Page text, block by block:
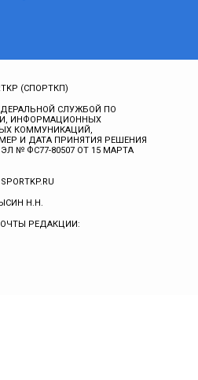
(СПОРТКП)
СЛУЖБОЙ ПО
ИНФОРМАЦИОННЫХ
КОММУНИКАЦИЙ,
И ДАТА ПРИНЯТИЯ РЕШЕНИЯ
№ ФС77-80507 ОТ 15 МАРТА
Н.Н.
РЕДАКЦИИ: